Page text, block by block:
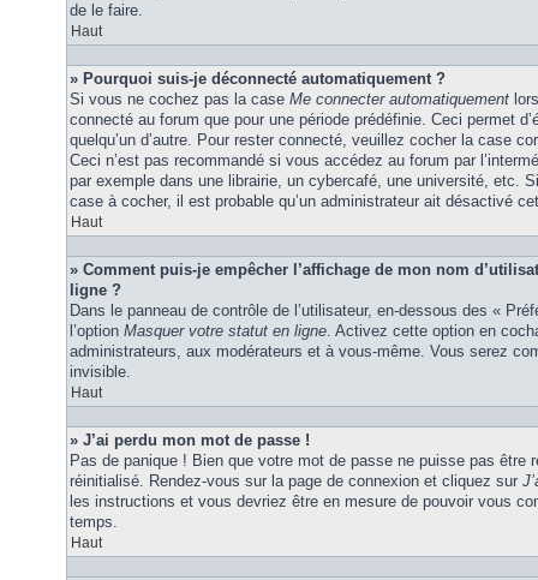
de le faire.
Haut
» Pourquoi suis-je déconnecté automatiquement ?
Si vous ne cochez pas la case Me connecter automatiquement
connecté au forum que pour une période prédéfinie. Ceci permet
quelqu’un d’autre. Pour rester connecté, veuillez cocher la case
Ceci n’est pas recommandé si vous accédez au forum par
par exemple dans une librairie, un cybercafé, une université, etc.
case à cocher, il est probable qu’un administrateur ait désactivé
Haut
» Comment puis-je empêcher l’affichage de mon nom
ligne ?
Dans le panneau de contrôle de l’utilisateur, en-dessous des «
l’option Masquer votre statut en ligne. Activez cette option en
administrateurs, aux modérateurs et à vous-même. Vous serez
invisible.
Haut
» J’ai perdu mon mot de passe !
Pas de panique ! Bien que votre mot de passe ne puisse pas être
réinitialisé. Rendez-vous sur la page de connexion et cliquez sur
les instructions et vous devriez être en mesure de pouvoir vous
temps.
Haut